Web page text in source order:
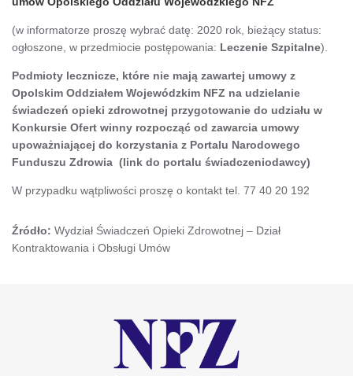
(w informatorze proszę wybrać datę: 2020 rok, bieżący status:
ogłoszone, w przedmiocie postępowania: Leczenie Szpitalne).
Podmioty lecznicze, które nie mają zawartej umowy z
Opolskim Oddziałem Wojewódzkim NFZ na udzielanie
świadczeń opieki zdrowotnej przygotowanie do udziału w
Konkursie Ofert winny rozpocząć od zawarcia umowy
upoważniającej do korzystania z Portalu Narodowego
Funduszu Zdrowia (link do portalu świadczeniodawcy)
W przypadku wątpliwości proszę o kontakt tel. 77 40 20 192
Źródło: Wydział Świadczeń Opieki Zdrowotnej – Dział
Kontraktowania i Obsługi Umów